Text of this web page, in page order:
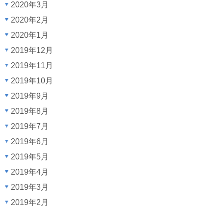
2020年3月
2020年2月
2020年1月
2019年12月
2019年11月
2019年10月
2019年9月
2019年8月
2019年7月
2019年6月
2019年5月
2019年4月
2019年3月
2019年2月